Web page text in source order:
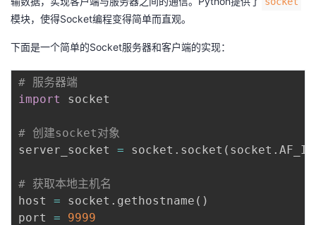
坛
圈
子
的
直
我
的
动
我
关
的
我
模块，使得Socket编程变得简单而直观。
下面是一个简单的Socket服务器和客户端的实现：
# 服务器端
import
socket
# 创建socket对象
server_socket = socket . socket ( socket .
# 获取本地主机名
host = socket . gethostname ( )
port = 9999